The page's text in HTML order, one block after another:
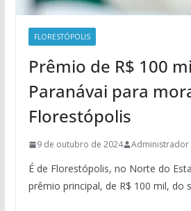
FLORESTÓPOLIS
Prêmio de R$ 100
Paranávai para
Florestópolis
9 de outubro de 2024 Administrador
É de Florestópolis, no Norte do
prêmio principal, de R$ 100 mil, do